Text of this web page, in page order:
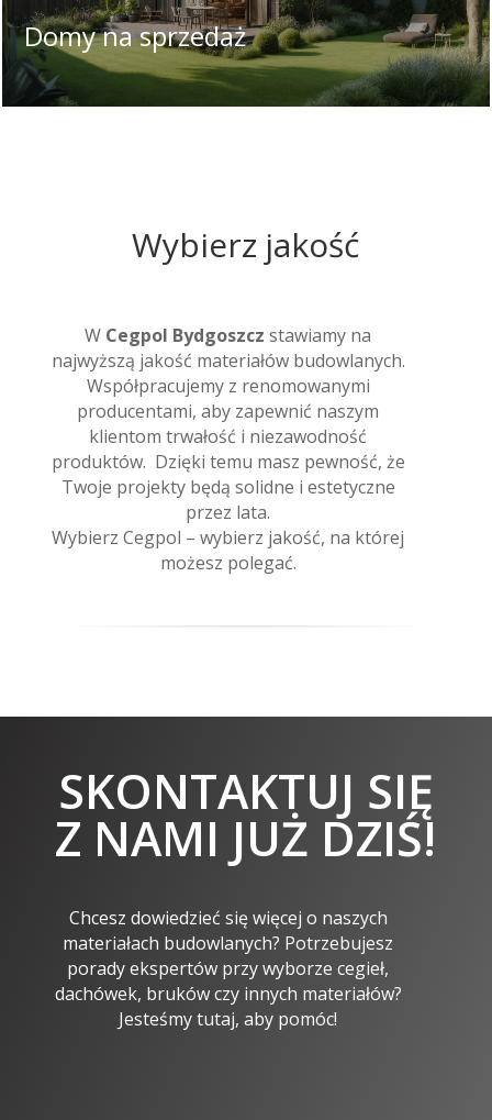
Domy na sprzedaż
Wybierz jakość
W Cegpol Bydgoszcz stawiamy na
najwyższą jakość materiałów budowlanych.
Współpracujemy z renomowanymi
producentami, aby zapewnić naszym
klientom trwałość i niezawodność
produktów. Dzięki temu masz pewność, że
Twoje projekty będą solidne i estetyczne
przez lata.
Wybierz Cegpol – wybierz jakość, na której
możesz polegać.
SKONTAKTUJ SIĘ
Z NAMI JUŻ DZIŚ!
Chcesz dowiedzieć się więcej o naszych
materiałach budowlanych? Potrzebujesz
porady ekspertów przy wyborze cegieł,
dachówek, bruków czy innych materiałów?
Jesteśmy tutaj, aby pomóc!